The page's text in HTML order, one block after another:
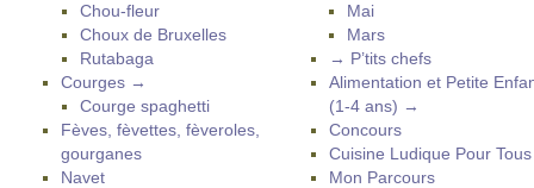
Chou-fleur
Choux de Bruxelles
Rutabaga
Courges →
Courge spaghetti
Fèves, fèvettes, fèveroles,
gourganes
Navet
Mai
Mars
→ P’tits chefs
Alimentation et Petite
(1-4 ans) →
Concours
Cuisine Ludique Pour
Mon Parcours